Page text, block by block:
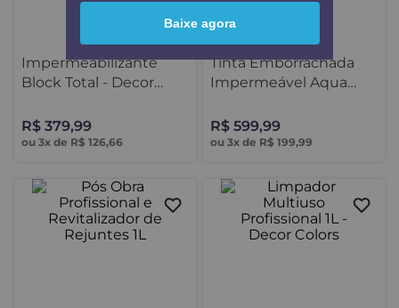
Impermeabilizante
Block Total - Decor
R$ 379,99
ou 3x de R$ 126,66
Tinta Emborrachada
Impermeável Aqua
R$ 599,99
ou 3x de R$ 199,99
Baixe agora